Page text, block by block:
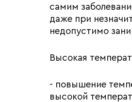
самим
даже при
недопустимо
Высокая
- повышение
высокой